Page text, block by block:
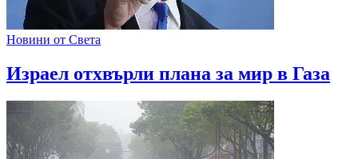
Новини от Света
Израел отхвърли плана за мир в Газа